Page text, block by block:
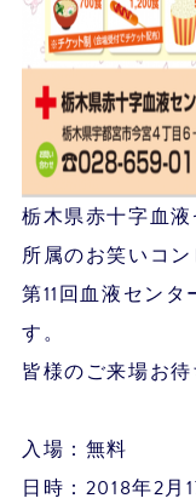
栃木県赤十字血
所属のお笑いコ
第11回血液セン
す。
皆様のご来場お
入場：無料
日時：2018年2